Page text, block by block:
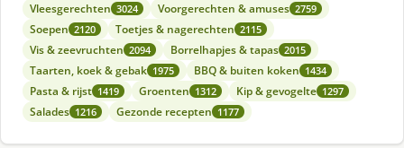
Vleesgerechten 3024 Voorgerechten & amuses 2759
Soepen 2120 Toetjes & nagerechten 2115
Vis & zeevruchten 2094 Borrelhapjes & tapas 2015
Taarten, koek & gebak 1975 BBQ & buiten koken 1434
Pasta & rijst 1419 Groenten 1312 Kip & gevogelte 1297
Salades 1216 Gezonde recepten 1177